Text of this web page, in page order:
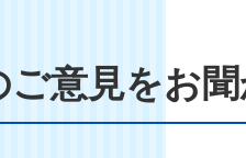
意見をお